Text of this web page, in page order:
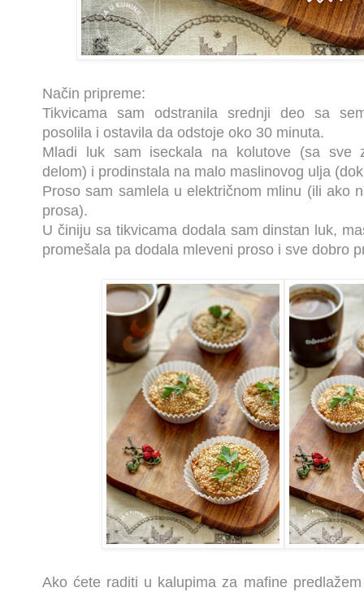
Način pripreme:
Tikvicama sam odstranila srednji deo sa
posolila i ostavila da odstoje oko 30 minuta.
Mladi luk sam iseckala na kolutove (sa sve
delom) i prodinstala na malo maslinovog ulja
Proso sam samlela u električnom mlinu (ili ako
prosa).
U činiju sa tikvicama dodala sam dinstan luk,
promešala pa dodala mleveni proso i sve dobro
Ako ćete raditi u kalupima za mafine